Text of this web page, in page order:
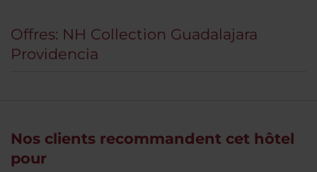
Offres: NH Collection Guadalajara
Providencia
Nos clients recommandent cet hôtel
pour